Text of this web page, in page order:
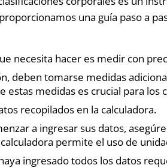
una guía paso a
necesita hacer es medir con
deben tomarse medidas
estas medidas es crucial para los
recopilados en la calculadora.
a ingresar sus datos,
permite el uso de
ingresado todos los datos